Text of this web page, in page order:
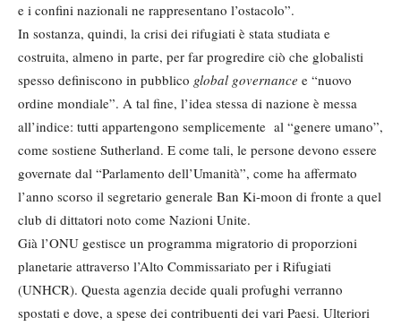
e i confini nazionali ne rappresentano l’ostacolo”.
In sostanza, quindi, la crisi dei rifugiati è stata studiata e
costruita, almeno in parte, per far progredire ciò che globalisti
spesso definiscono in pubblico global governance e “nuovo
ordine mondiale”. A tal fine, l’idea stessa di nazione è messa
all’indice: tutti appartengono semplicemente al “genere umano”,
come sostiene Sutherland. E come tali, le persone devono essere
governate dal “Parlamento dell’Umanità”, come ha affermato
l’anno scorso il segretario generale Ban Ki-moon di fronte a quel
club di dittatori noto come Nazioni Unite.
Già l’ONU gestisce un programma migratorio di proporzioni
planetarie attraverso l’Alto Commissariato per i Rifugiati
(UNHCR). Questa agenzia decide quali profughi verranno
spostati e dove, a spese dei contribuenti dei vari Paesi. Ulteriori